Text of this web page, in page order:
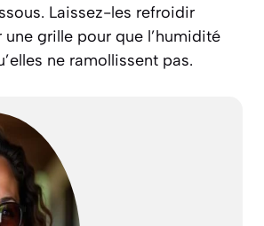
Laissez-les refroidir
grille pour que l’humidité
ne ramollissent pas.